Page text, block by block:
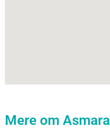
Mere om Asmara